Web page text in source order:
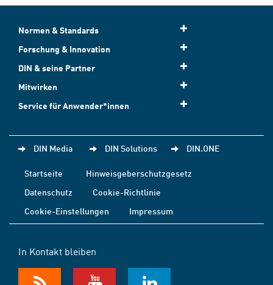
Normen & Standards
Forschung & Innovation
DIN & seine Partner
Mitwirken
Service für Anwender*innen
DIN Media DIN Solutions DIN.ONE
Startseite
Hinweisgeberschutzgesetz
Datenschutz
Cookie-Richtlinie
Cookie-Einstellungen
Impressum
In Kontakt bleiben